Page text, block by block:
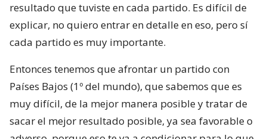
resultado que tuviste en cada partido. Es difícil de
explicar, no quiero entrar en detalle en eso, pero sí
cada partido es muy importante.
Entonces tenemos que afrontar un partido con
Países Bajos (1º del mundo), que sabemos que es
muy difícil, de la mejor manera posible y tratar de
sacar el mejor resultado posible, ya sea favorable o